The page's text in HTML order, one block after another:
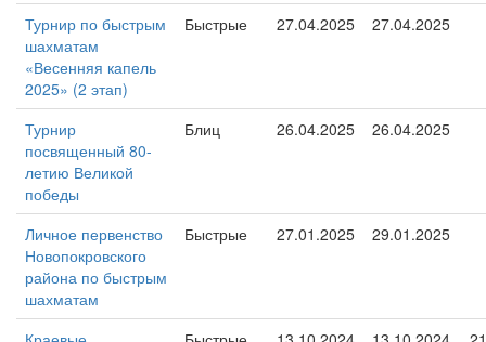
Турнир по быстрым
шахматам
«Весенняя капель
2025» (2 этап)
Быстрые 27.04.2025 27.04.2025
Турнир
посвященный 80-
летию Великой
победы
Блиц 26.04.2025 26.04.2025
Личное первенство
Новопокровского
района по быстрым
шахматам
Быстрые 27.01.2025 29.01.2025